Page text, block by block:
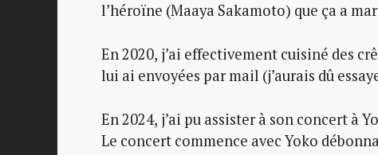
l’héroïne (Maaya Sakamoto) que ça a
En 2020, j’ai effectivement cuisiné des
lui ai envoyées par mail (j’aurais dû
En 2024, j’ai pu assister à son concert à
Le concert commence avec Yoko